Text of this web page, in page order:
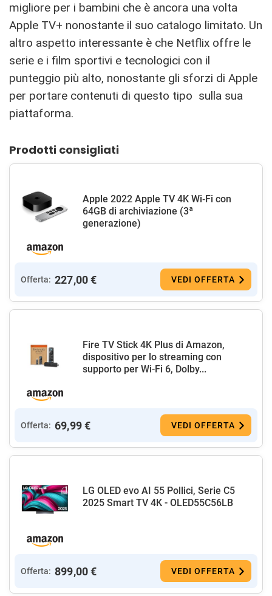
migliore per i bambini che è ancora una volta
Apple TV+ nonostante il suo catalogo limitato. Un
altro aspetto interessante è che Netflix offre le
serie e i film sportivi e tecnologici con il
punteggio più alto, nonostante gli sforzi di Apple
per portare contenuti di questo tipo sulla sua
piattaforma.
Prodotti consigliati
Apple 2022 Apple TV 4K Wi‑Fi con
64GB di archiviazione (3ª
generazione)
Offerta: 227,00 € VEDI OFFERTA
Fire TV Stick 4K Plus di Amazon,
dispositivo per lo streaming con
supporto per Wi-Fi 6, Dolby...
Offerta: 69,99 € VEDI OFFERTA
LG OLED evo AI 55 Pollici, Serie C5
2025 Smart TV 4K - OLED55C56LB
Offerta: 899,00 € VEDI OFFERTA